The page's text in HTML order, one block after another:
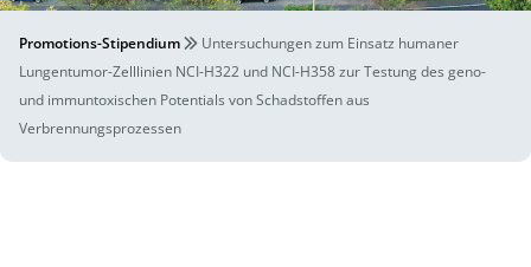
Promotions-Stipendium
Untersuchungen zum Einsatz humaner
Lungentumor-Zelllinien NCI-H322 und NCI-H358 zur Testung des geno-
und immuntoxischen Potentials von Schadstoffen aus
Verbrennungsprozessen